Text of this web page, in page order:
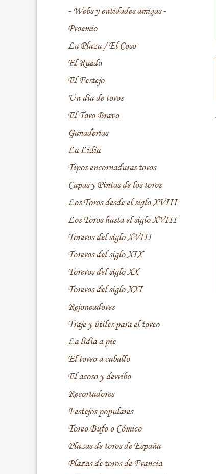
- Webs y entidades amigas -
Proemio
La Plaza / El Coso
El Ruedo
El Festejo
Un día de toros
El Toro Bravo
Ganaderías
La Lidia
Tipos encornaduras toros
Capas y Pintas de los toros
Los Toros desde el siglo XVIII
Los Toros hasta el siglo XVIII
Toreros del siglo XVIII
Toreros del siglo XIX
Toreros del siglo XX
Toreros del siglo XXI
Rejoneadores
Traje y útiles para el toreo
La lidia a pie
El toreo a caballo
El acoso y derribo
Recortadores
Festejos populares
Toreo Bufo o Cómico
Plazas de toros de España
Plazas de toros de Francia